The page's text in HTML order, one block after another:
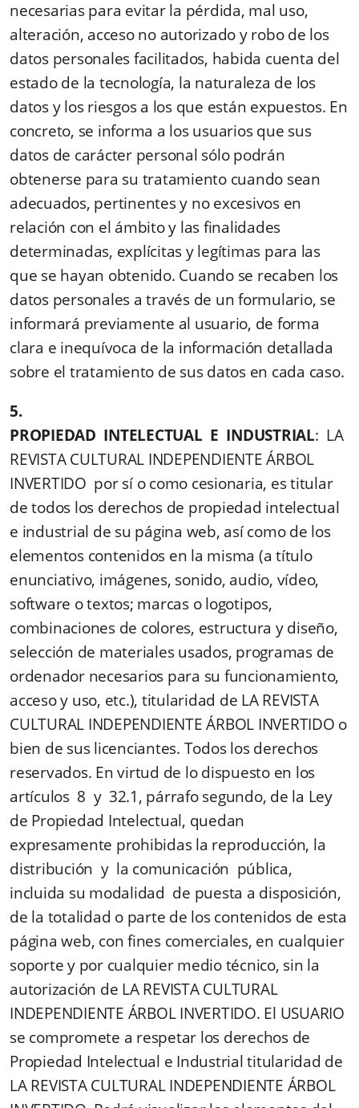
necesarias para evitar la pérdida, mal uso,
alteración, acceso no autorizado y robo de los
datos personales facilitados, habida cuenta del
estado de la tecnología, la naturaleza de los
datos y los riesgos a los que están expuestos. En
concreto, se informa a los usuarios que sus
datos de carácter personal sólo podrán
obtenerse para su tratamiento cuando sean
adecuados, pertinentes y no excesivos en
relación con el ámbito y las finalidades
determinadas, explícitas y legítimas para las
que se hayan obtenido. Cuando se recaben los
datos personales a través de un formulario, se
informará previamente al usuario, de forma
clara e inequívoca de la información detallada
sobre el tratamiento de sus datos en cada caso.
5.
PROPIEDAD INTELECTUAL E INDUSTRIAL: LA
REVISTA CULTURAL INDEPENDIENTE ÁRBOL
INVERTIDO por sí o como cesionaria, es titular
de todos los derechos de propiedad intelectual
e industrial de su página web, así como de los
elementos contenidos en la misma (a título
enunciativo, imágenes, sonido, audio, vídeo,
software o textos; marcas o logotipos,
combinaciones de colores, estructura y diseño,
selección de materiales usados, programas de
ordenador necesarios para su funcionamiento,
acceso y uso, etc.), titularidad de LA REVISTA
CULTURAL INDEPENDIENTE ÁRBOL INVERTIDO o
bien de sus licenciantes. Todos los derechos
reservados. En virtud de lo dispuesto en los
artículos 8 y 32.1, párrafo segundo, de la Ley
de Propiedad Intelectual, quedan
expresamente prohibidas la reproducción, la
distribución y la comunicación pública,
incluida su modalidad de puesta a disposición,
de la totalidad o parte de los contenidos de esta
página web, con fines comerciales, en cualquier
soporte y por cualquier medio técnico, sin la
autorización de LA REVISTA CULTURAL
INDEPENDIENTE ÁRBOL INVERTIDO. El USUARIO
se compromete a respetar los derechos de
Propiedad Intelectual e Industrial titularidad de
LA REVISTA CULTURAL INDEPENDIENTE ÁRBOL